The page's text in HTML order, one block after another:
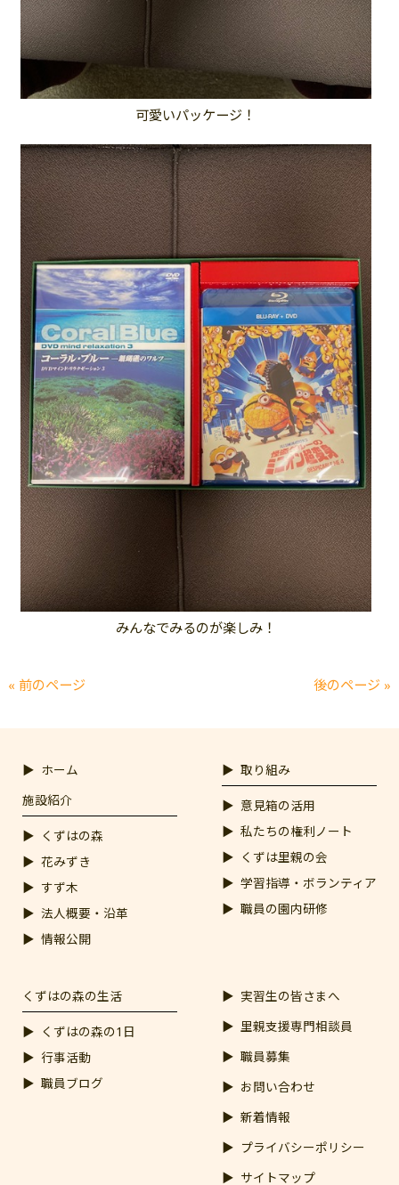
可愛いパッケージ！
みんなでみるのが楽しみ！
« 前のページ 後のページ »
ホーム
施設紹介
くずはの森
花みずき
すず木
法人概要・沿革
情報公開
取り組み
意見箱の活用
私たちの権利ノート
くずは里親の会
学習指導・ボランティア
職員の園内研修
くずはの森の生活
くずはの森の1日
行事活動
職員ブログ
実習生の皆さまへ
里親支援専門相談員
職員募集
お問い合わせ
新着情報
プライバシーポリシー
サイトマップ